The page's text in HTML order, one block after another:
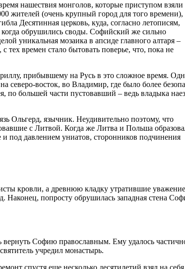
нашествия монголов, которые приступом взяли
жителей (очень крупный город для того времени),
Десятинная церковь, куда, согласно летописям,
когда обрушились своды. Софийский же сильно
уникальная мозаика в апсиде главного алтаря –
времен стало бытовать поверье, что, пока не
прибывшему на Русь в это сложное время.
восток, во Владимир, где было более
по большей части пустовавший – ведь владыка
Ольгерд, язычник. Неудивительно поэтому, что
с Литвой. Когда же Литва и Польша
под давлением униатов, сторонников подчинения
кровли, а древнюю кладку утратившие
Наконец, попросту обрушилась западная стена
Софию православным. Ему удалось
учредил монастырь.
спустя еще несколько десятилетий взял на себя